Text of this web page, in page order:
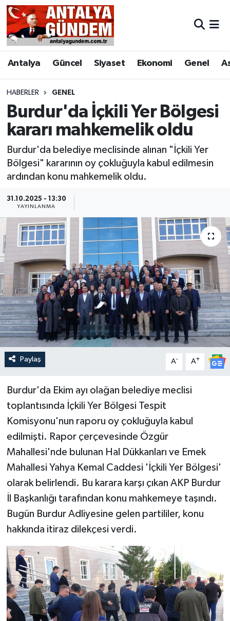
Antalya Güncel Siyaset Ekonomi Genel
HABERLER GENEL
Burdur'da İçkili Yer Bölgesi
kararı mahkemelik oldu
Burdur'da belediye meclisinde alınan "İçkili Yer
Bölgesi" kararının oy çokluğuyla kabul edilmesin
ardından konu mahkemelik oldu.
31.10.2025 - 13:30
YAYINLANMA
Paylaş A- A+
Burdur'da Ekim ayı olağan belediye meclisi
toplantısında İçkili Yer Bölgesi Tespit
Komisyonu'nun raporu oy çokluğuyla kabul
edilmişti. Rapor çerçevesinde Özgür
Mahallesi'nde bulunan Hal Dükkanları ve Emek
Mahallesi Yahya Kemal Caddesi 'İçkili Yer Bölgesi'
olarak belirlendi. Bu karara karşı çıkan AKP Burdur
İl Başkanlığı tarafından konu mahkemeye taşındı.
Bugün Burdur Adliyesine gelen partililer, konu
hakkında itiraz dilekçesi verdi.
Antalya
Asayiş
Bilim & Teknoloji
Bölge
EĞİTİM
Genel
Görüntülü Haber
Güncel
Kültür & Sanat
Magazin
Resmi İlan
Sağlık & Yaşam
Spor
Antalya Nöbetçi Eczaneler
Antalya Hava Durumu
Antalya Namaz Vakitleri
Antalya Trafik Yoğunluk Haritası
Süper Lig Puan Durumu ve Fikstür
Son Dakika Haberleri
Haber Arşivi